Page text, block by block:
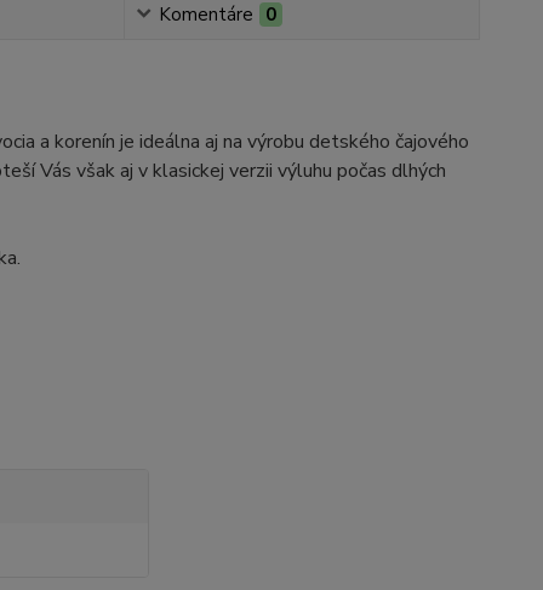
Komentáre 0
a korenín je ideálna aj na výrobu detského čajového
Vás však aj v klasickej verzii výluhu počas dlhých